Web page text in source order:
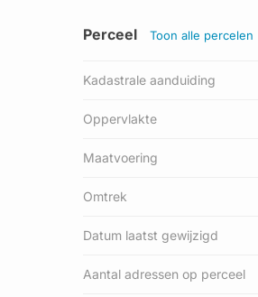
Perceel Toon alle percelen
Kadastrale aanduiding
Oppervlakte
Maatvoering
Omtrek
Datum laatst gewijzigd
Aantal adressen op perceel